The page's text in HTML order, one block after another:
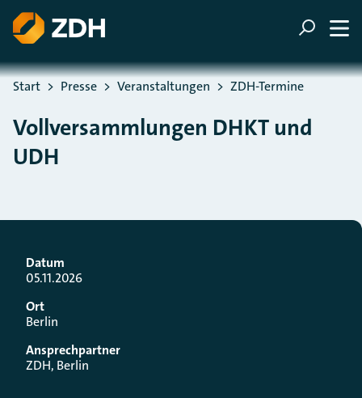
ZUM HAUPTINHALT SPRINGEN
ZUR SUCHE SPRINGEN
Sie befinden sich hier:
Start Presse Veranstaltungen ZDH-Termine
Vollversammlungen DHKT und
UDH
Datum
05.11.2026
Ort
Berlin
Ansprechpartner
ZDH, Berlin